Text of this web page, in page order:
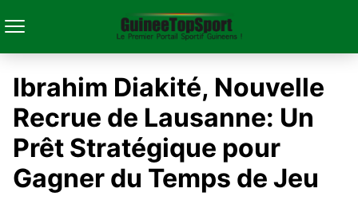
Ibrahim Diakité, Nouvelle
Recrue de Lausanne: Un
Prêt Stratégique pour
Gagner du Temps de Jeu